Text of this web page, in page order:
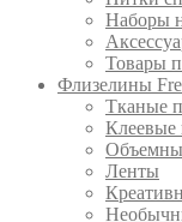
Наборы
Товары
Флизелины
Тканые
Клеевые
Ленты